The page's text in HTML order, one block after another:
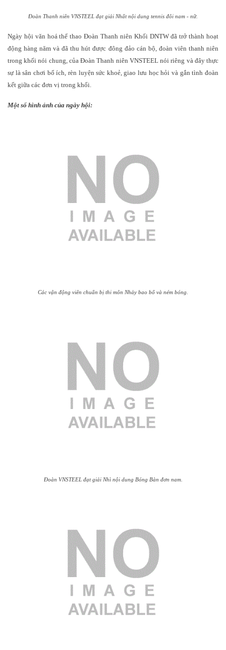
Đoàn Thanh niên VNSTEEL đạt giải Nhất nội dung tennis đôi nam - nữ.
Ngày hội văn hoá thể thao Đoàn Thanh niên Khối DNTW đã trở thành hoạt
động hàng năm và đã thu hút được đông đảo cán bộ, đoàn viên thanh niên
trong khối nói chung, của Đoàn Thanh niên VNSTEEL nói riêng và đây thực
sự là sân chơi bổ ích, rèn luyện sức khoẻ, giao lưu học hỏi và gắn tình đoàn
kết giữa các đơn vị trong khối.
Một số hình ảnh của ngày hội:
Các vận động viên chuẩn bị thi môn Nhảy bao bố và ném bóng.
Đoàn VNSTEEL đạt giải Nhì nội dung Bóng Bàn đơn nam.